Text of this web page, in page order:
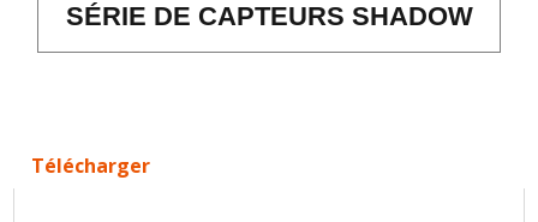
SÉRIE DE CAPTEURS SHADOW
Télécharger